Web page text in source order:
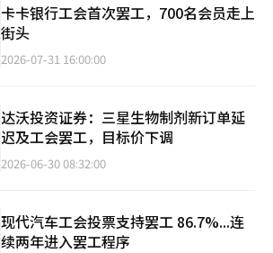
卡卡银行工会首次罢工，700名会员走上
街头
2026-07-31 16:00:00
达沃投资证券：三星生物制剂新订单延
迟及工会罢工，目标价下调
2026-06-30 08:32:00
现代汽车工会投票支持罢工 86.7%...连
续两年进入罢工程序